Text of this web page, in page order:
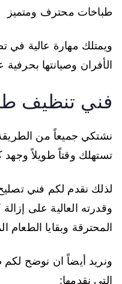
طباخات محترف ومتميز
ويمتلك مهارة عالية في
الأفران وصيانتها
فني تنظيف
نشتكي جميعاً من الطريقة
تستهلك وقتاً طويلاً وجهد
لذلك نقدم لكم فني
وقدرته العالية على
المحترقة وبقايا الطعام
ونريد أيضاً ان نوضح
التي نقدمها: